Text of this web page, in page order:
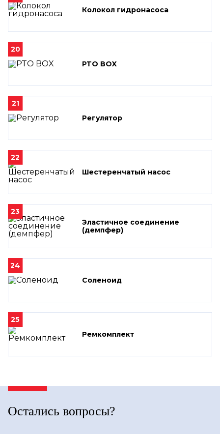
Колокол гидронасоса
20
PTO BOX
21
Регулятор
22
Шестеренчатый насос
23
Эластичное соединение
(демпфер)
24
Соленоид
25
Ремкомплект
Остались вопросы?